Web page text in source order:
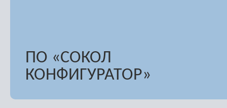
ПО «СОКОЛ
КОНФИГУРАТОР»